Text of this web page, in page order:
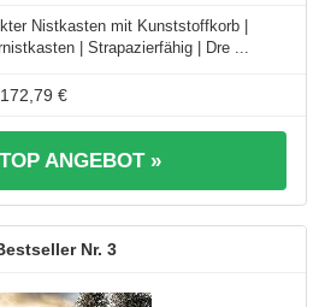
Nistkasten mit Kunststoffkorb |
| Strapazierfähig | Dre ...
172,79 €
ANGEBOT »
3